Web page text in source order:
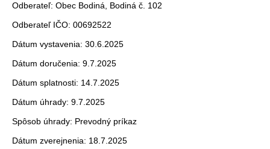
Odberateľ: Obec Bodiná, Bodiná č. 102
Odberateľ IČO: 00692522
Dátum vystavenia: 30.6.2025
Dátum doručenia: 9.7.2025
Dátum splatnosti: 14.7.2025
Dátum úhrady: 9.7.2025
Spôsob úhrady: Prevodný príkaz
Dátum zverejnenia: 18.7.2025